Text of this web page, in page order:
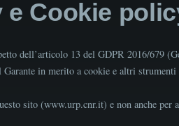
Cookie
dell’articolo 13 del GDPR 2016/679
in merito a cookie e altri
sito (www.urp.cnr.it) e non anche